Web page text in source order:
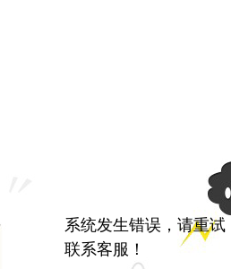
系统发生错误，请重
联系客服！